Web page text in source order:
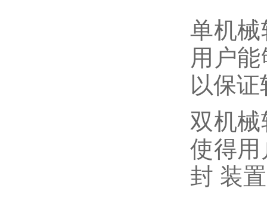
单机
用户
以保
双机
使得
封 装